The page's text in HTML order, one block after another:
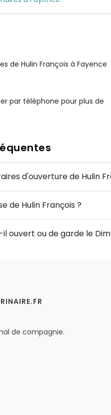
de Hulin François à Fayence
par téléphone pour plus de
d'ouverture de Hulin
de Hulin François ?
il ouvert ou de garde le
de compagnie.